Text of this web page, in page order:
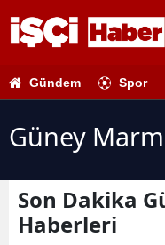
Gündem Spor
Güney
Son Dakika
Haberleri